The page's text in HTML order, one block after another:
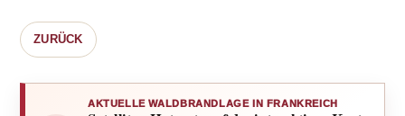
ZURÜCK
AKTUELLE WALDBRANDLAGE IN FRANKREICH